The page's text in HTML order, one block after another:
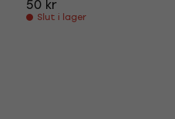
50 kr
Slut i lager